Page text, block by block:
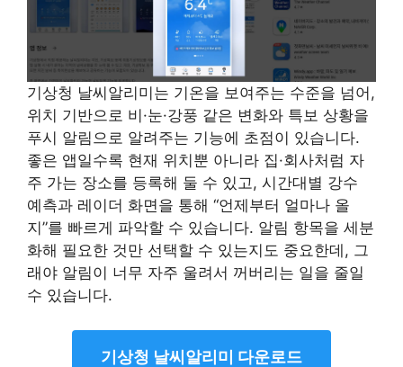
기상청 날씨알리미는 기온을 보여주는 수준을 넘어,
위치 기반으로 비·눈·강풍 같은 변화와 특보 상황을
푸시 알림으로 알려주는 기능에 초점이 있습니다.
좋은 앱일수록 현재 위치뿐 아니라 집·회사처럼 자
주 가는 장소를 등록해 둘 수 있고, 시간대별 강수
예측과 레이더 화면을 통해 “언제부터 얼마나 올
지”를 빠르게 파악할 수 있습니다. 알림 항목을 세분
화해 필요한 것만 선택할 수 있는지도 중요한데, 그
래야 알림이 너무 자주 울려서 꺼버리는 일을 줄일
수 있습니다.
기상청 날씨알리미 다운로드